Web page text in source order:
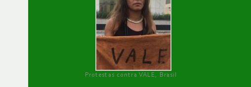
Protestas contra VALE, Brasil